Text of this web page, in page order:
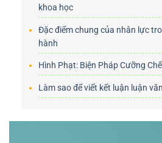
khoa học
Đặc điểm chung của nhân lực
hành
Hình Phạt: Biện Pháp Cưỡng
Làm sao để viết kết luận luận